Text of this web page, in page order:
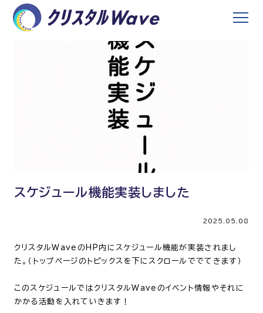
スケジュール機能実装しました
2025.05.08
クリスタルWaveのHP内にスケジュール機能が実装されまし
た。（トップページのトピックスを下にスクロールででてきます）
このスケジュールではクリスタルWaveのイベント情報やそれに
かかる活動を入れていきます！